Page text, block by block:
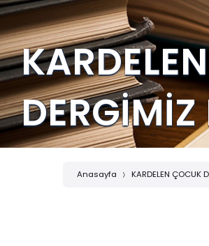
DERGİMİZ
Anasayfa KARDELEN ÇOCUK